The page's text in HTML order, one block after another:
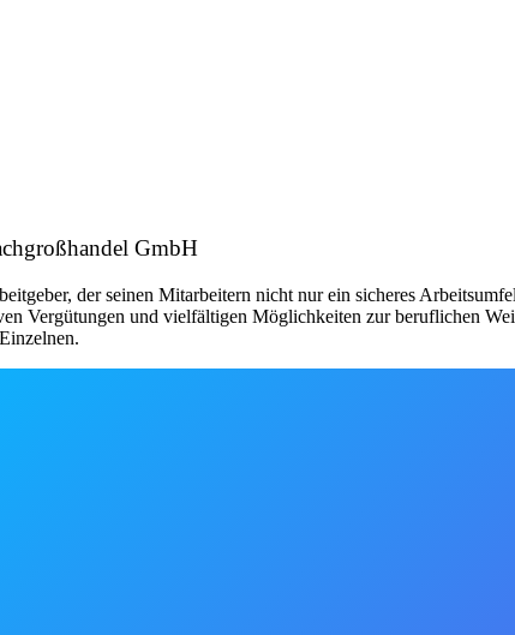
GmbH
der seinen Mitarbeitern nicht nur ein sicheres
Vergütungen und vielfältigen Möglichkeiten zur beruflichen